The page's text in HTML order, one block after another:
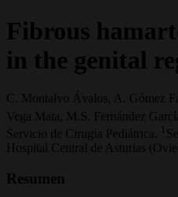
Fibrous
in the genital
C. Montalvo Ávalos, A. Gómez
Vega Mata, M.S. Fernández
Servicio de Cirugía Pediátrica. 1
Hospital Central de Asturias
Resumen